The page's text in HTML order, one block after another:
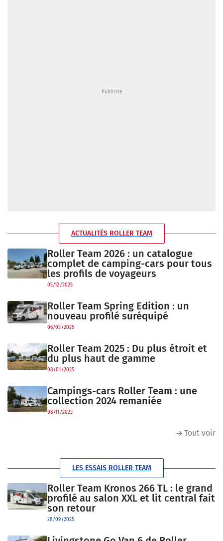
ACTUALITÉS ROLLER TEAM
Roller Team 2026 : un catalogue
complet de camping-cars pour tous
les profils de voyageurs
05/12/2025
Roller Team Spring Edition : un
nouveau profilé suréquipé
06/03/2025
Roller Team 2025 : Du plus étroit et
du plus haut de gamme
08/01/2025
Campings-cars Roller Team : une
collection 2024 remaniée
08/11/2023
Tout voir
LES ESSAIS ROLLER TEAM
Roller Team Kronos 266 TL : le grand
profilé au salon XXL et lit central fait
son retour
28/09/2025